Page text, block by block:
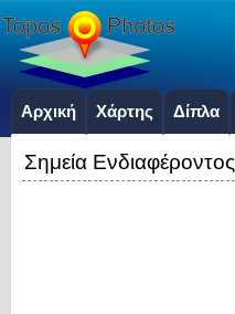
Αρχική Χάρτης Δίπλα
Σημεία Ενδιαφέροντος